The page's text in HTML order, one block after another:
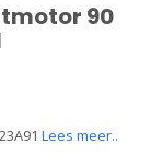
90
Lees meer..